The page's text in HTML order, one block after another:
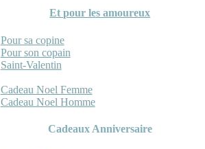
Et pour les amoureux
Pour sa copine
Pour son copain
Saint-Valentin
Cadeau Noel Femme
Cadeau Noel Homme
Cadeaux Anniversaire